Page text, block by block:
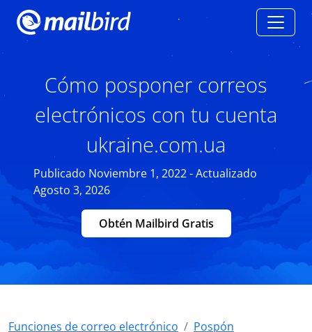
Cómo posponer correos
electrónicos con tu cuenta
ukraine.com.ua
Publicado Noviembre 1, 2022 - Actualizado
Agosto 3, 2026
Obtén Mailbird Gratis
Funciones de correo electrónico
Pospón